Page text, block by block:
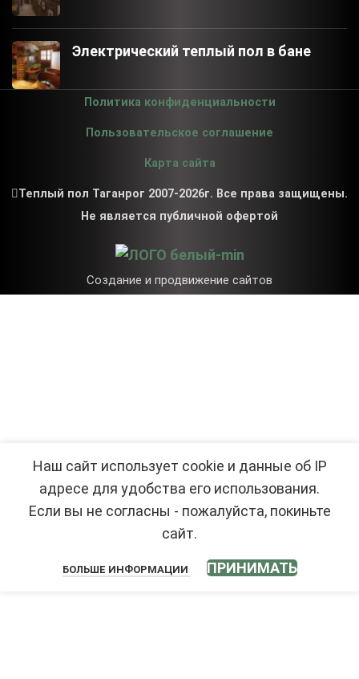
Электрический теплый пол в бане
Политика конфиденциальности
Пользовательское соглашение
Карта сайта
Теплый пол Таганрог 2007-2026г. Все права защищены.
Не является публичной офертой
Создание и продвижение сайтов
Наш сайт использует cookie и данные об IP
адресе для удобства его использования.
Если вы не согласны - пожалуйста, покиньте
сайт.
БОЛЬШЕ ИНФОРМАЦИИ ПРИНИМАТЬ